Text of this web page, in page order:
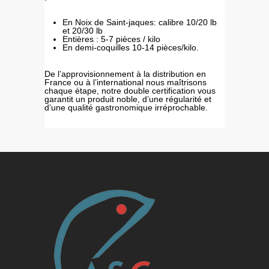
En Noix de Saint-jaques: calibre 10/20 lb
et 20/30 lb
Entières : 5-7 pièces / kilo
En demi-coquilles 10-14 pièces/kilo.
De l’approvisionnement à la distribution en
France ou à l’international nous maîtrisons
chaque étape, notre double certification vous
garantit un produit noble, d’une régularité et
d’une qualité gastronomique irréprochable.